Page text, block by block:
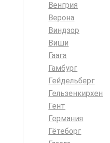
Венгрия
Верона
Виндзор
Виши
Гаага
Гамбург
Гейдельберг
Гельзенкирхен
Гент
Германия
Гётеборг